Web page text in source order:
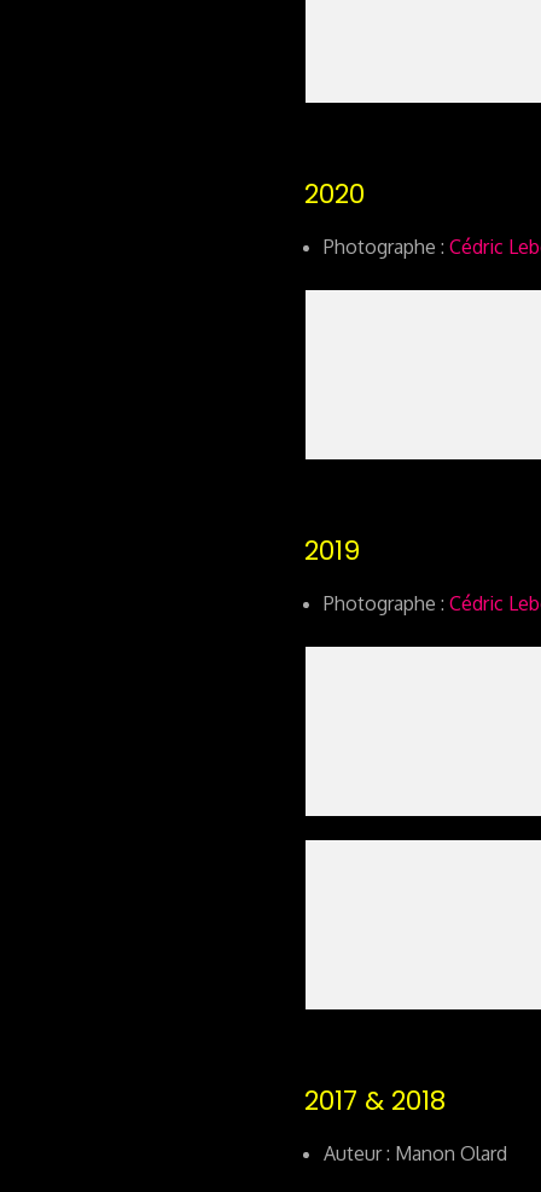
2020
Photographe : Cédric
2019
Photographe : Cédric
2017 & 2018
Auteur : Manon Olard